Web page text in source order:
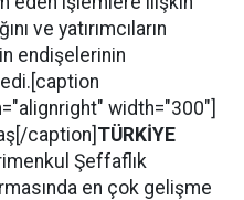
ve yatırımcıların
endişelerinin
width="300"]
caption] TÜRKİYE
Şeffaflık
en çok gelişme